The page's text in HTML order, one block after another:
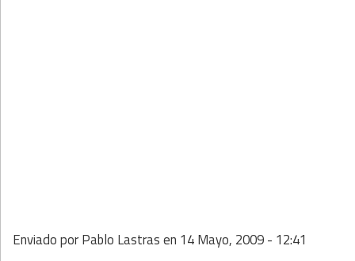
Enviado porPablo Lastrasen 14 Mayo, 2009 - 12:41